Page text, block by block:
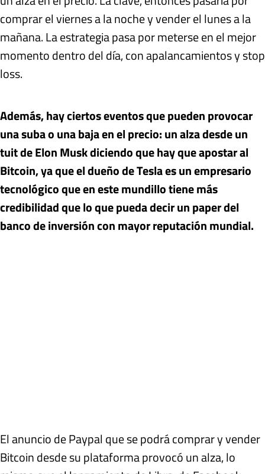
comprar el viernes a la noche y vender el lunes a la
mañana. La estrategia pasa por meterse en el mejor
momento dentro del día, con apalancamientos y stop
loss.
Además, hay ciertos eventos que pueden provocar
una suba o una baja en el precio: un alza desde un
tuit de Elon Musk diciendo que hay que apostar al
Bitcoin, ya que el dueño de Tesla es un empresario
tecnológico que en este mundillo tiene más
credibilidad que lo que pueda decir un paper del
banco de inversión con mayor reputación mundial.
El anuncio de Paypal que se podrá comprar y vender
Bitcoin desde su plataforma provocó un alza, lo